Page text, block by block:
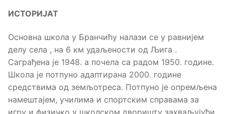
ИСТОРИЈАТ
Основна школа у Бранчићу налази се у равнијем
делу села , на 6 км удаљености од Љига .
Саграђена је 1948. а почела са радом 1950. године.
Школа је потпуно адаптирана 2000. године
средствима од земљотреса. Потпуно је опремљена
намештајем, училима и спортским справама за